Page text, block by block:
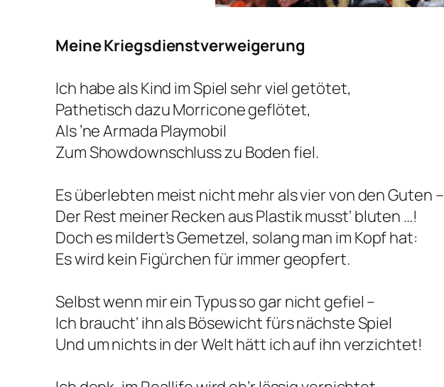
Meine Kriegsdienstverweigerung
Ich habe als Kind im Spiel sehr viel getötet,
Pathetisch dazu Morricone geflötet,
Als ’ne Armada Playmobil
Zum Showdownschluss zu Boden fiel.
Es überlebten meist nicht mehr als vier von den Guten –
Der Rest meiner Recken aus Plastik musst‘ bluten …!
Doch es mildert’s Gemetzel, solang man im Kopf hat:
Es wird kein Figürchen für immer geopfert.
Selbst wenn mir ein Typus so gar nicht gefiel –
Ich braucht‘ ihn als Bösewicht fürs nächste Spiel
Und um nichts in der Welt hätt ich auf ihn verzichtet!